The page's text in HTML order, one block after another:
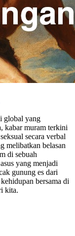
global yang
kabar muram terkini
secara verbal
melibatkan belasan
di sebuah
yang menjadi
gunung es dari
bersama di
kita.